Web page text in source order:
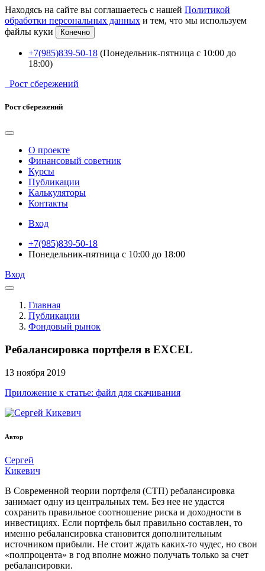
Находясь на сайте вы соглашаетесь с нашей Политикой
обработки персональных данных и тем, что мы используем
файлы куки
Конечно
+7(985)839-50-18 (Понедельник-пятница с 10:00 до
18:00)
Рост сбережений
Рост сбережений
О проекте
Финансовый советник
Курсы
Публикации
Калькуляторы
Контакты
Вход
+7(985)839-50-18
Понедельник-пятница с 10:00 до 18:00
Вход
Главная
Публикации
Фондовый рынок
Ребалансировка портфеля в EXCEL
13 ноября 2019
Приложение к статье: файл для скачивания
Автор
Сергей
Кикевич
В Современной теории портфеля (СТП) ребалансировка
занимает одну из центральных тем. Без нее не удастся
сохранить правильное соотношение риска и доходности в
инвестициях. Если портфель был правильно составлен, то
именно ребалансировка становится дополнительным
источником прибыли. Не стоит ждать каких-то чудес, но свои
«полпроцента» в год вполне можно получать только за счет
ребалансировки.